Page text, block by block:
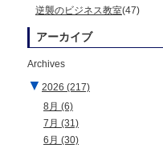
逆襲のビジネス教室(47)
アーカイブ
Archives
▼ 2026 (217)
8月 (6)
7月 (31)
6月 (30)